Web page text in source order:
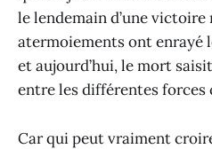
le lendemain d’une victoire
atermoiements ont enrayé
et aujourd’hui, le mort
entre les différentes forces
Car qui peut vraiment